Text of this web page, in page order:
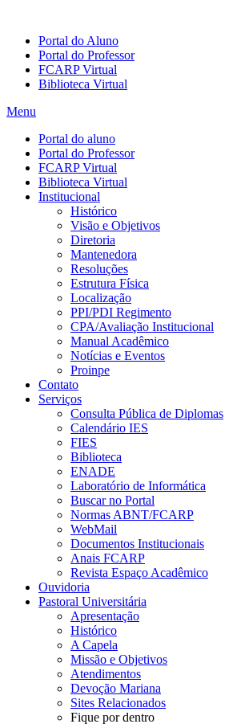
Portal do Aluno
Portal do Professor
FCARP Virtual
Biblioteca Virtual
Menu
Portal do aluno
Portal do Professor
FCARP Virtual
Biblioteca Virtual
Institucional
Histórico
Visão e Objetivos
Diretoria
Mantenedora
Resoluções
Estrutura Física
Localização
PPI/PDI Regimento
CPA/Avaliação Institucional
Manual Acadêmico
Notícias e Eventos
Proinpe
Contato
Serviços
Consulta Pública de Diplomas
Calendário IES
FIES
Biblioteca
ENADE
Laboratório de Informática
Buscar no Portal
Normas ABNT/FCARP
WebMail
Documentos Institucionais
Anais FCARP
Revista Espaço Acadêmico
Ouvidoria
Pastoral Universitária
Apresentação
Histórico
A Capela
Missão e Objetivos
Atendimentos
Devoção Mariana
Sites Relacionados
Fique por dentro